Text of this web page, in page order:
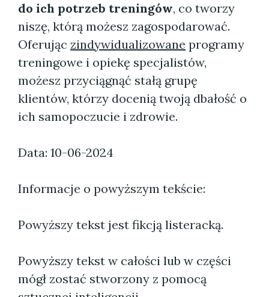
do ich potrzeb treningów, co tworzy
niszę, którą możesz zagospodarować.
Oferując zindywidualizowane programy
treningowe i opiekę specjalistów,
możesz przyciągnąć stałą grupę
klientów, którzy docenią twoją dbałość o
ich samopoczucie i zdrowie.
Data: 10-06-2024
Informacje o powyższym tekście:
Powyższy tekst jest fikcją listeracką.
Powyższy tekst w całości lub w części
mógł zostać stworzony z pomocą